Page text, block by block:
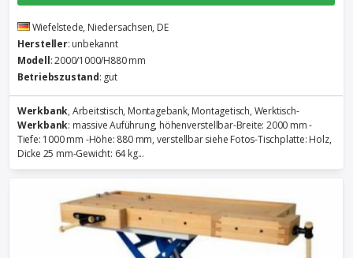
Wiefelstede, Niedersachsen, DE
Hersteller: unbekannt
Modell: 2000/1000/H880 mm
Betriebszustand: gut
Werkbank, Arbeitstisch, Montagebank, Montagetisch, Werktisch-
Werkbank: massive Auführung, höhenverstellbar-Breite: 2000 mm -
Tiefe: 1000 mm -Höhe: 880 mm, verstellbar siehe Fotos-Tischplatte: Holz,
Dicke 25 mm-Gewicht: 64 kg...